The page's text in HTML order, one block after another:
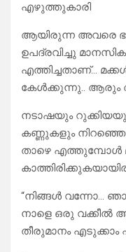
എഴുത്തുകാരി
ആയിരുന്ന അവരെ
ഉപദ്രവിച്ചു
എത്തിച്ചതാണ്…
കേൾക്കുന്നു.. ആരും
നടാഷയും
കണ്ണുകളും
താഴെ എത്തുമ്പോൾ
“നിങ്ങൾ വന്നോ…
നാളെ ഒരു വക്കീൽ
തീരുമാനം എടുക്കാം